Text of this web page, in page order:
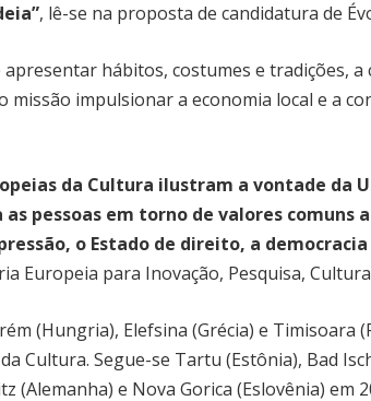
, lê-se na proposta de candidatura de
apresentar hábitos, costumes e tradições, a
missão impulsionar a economia local e a
da Cultura ilustram a vontade da
pessoas em torno de valores comuns
o Estado de direito, a democracia
Europeia para Inovação, Pesquisa,
(Hungria), Elefsina (Grécia) e Timisoara
Cultura. Segue-se Tartu (Estônia), Bad
(Alemanha) e Nova Gorica (Eslovênia) em